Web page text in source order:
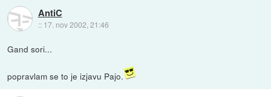
AntiC
:: 17. nov 2002, 21:46
Gand sori...
popravlam se to je izjavu Pajo.